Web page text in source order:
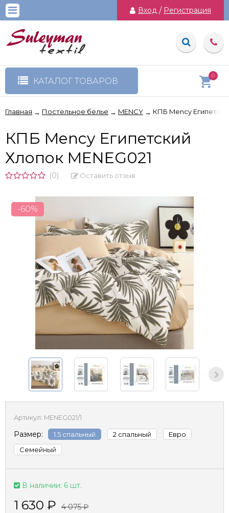
Вход / Регистрация
КАТАЛОГ ТОВАРОВ
0
Главная → Постельное белье → MENCY → КПБ Mency
КПБ Mency Египетский
Хлопок MENEG021
(0) Оставить отзыв
-60%
Артикул: MENEG021/1
Размер: 1.5 спальный 2 спальный
Евро
Семейный
В наличии: 6 шт.
1 630 ₽ 4 075₽